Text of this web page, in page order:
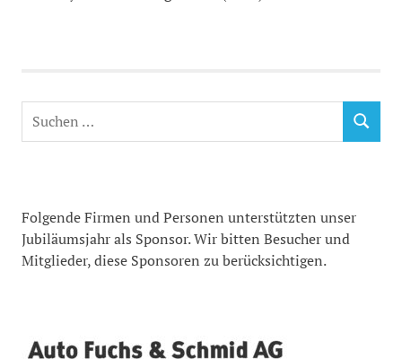
Suchen
nach:
SUCHEN
Folgende Firmen und Personen unterstützten unser
Jubiläumsjahr als Sponsor. Wir bitten Besucher und
Mitglieder, diese Sponsoren zu berücksichtigen.